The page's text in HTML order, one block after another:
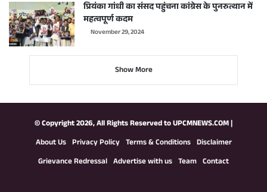
प्रियंका गांधी का संसद पहुंचना कांग्रेस के पुनरुत्थान में
महत्वपूर्ण कदम
November 29, 2024
Show More
© Copyright 2026, All Rights Reserved toUPCMNEWS.COM|
About Us Privacy Policy Terms & Conditions Disclaimer
Grievance Redressal Advertise with us Team Contact